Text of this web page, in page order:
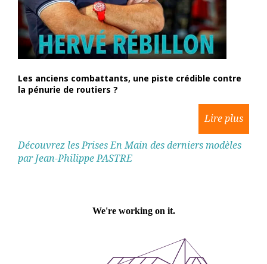
Les anciens combattants, une piste crédible contre
la pénurie de routiers ?
Découvrez les Prises En Main des derniers modèles
par Jean-Philippe PASTRE